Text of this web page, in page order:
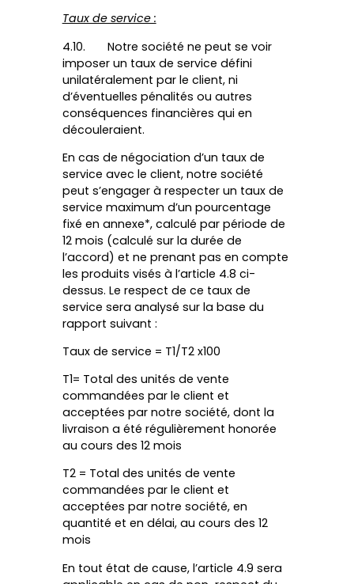
Taux de service :
4.10. Notre société ne peut se voir
imposer un taux de service défini
unilatéralement par le client, ni
d’éventuelles pénalités ou autres
conséquences financières qui en
découleraient.
En cas de négociation d’un taux de
service avec le client, notre société
peut s’engager à respecter un taux de
service maximum d’un pourcentage
fixé en annexe*, calculé par période de
12 mois (calculé sur la durée de
l’accord) et ne prenant pas en compte
les produits visés à l’article 4.8 ci-
dessus. Le respect de ce taux de
service sera analysé sur la base du
rapport suivant :
Taux de service = T1/T2 x100
T1= Total des unités de vente
commandées par le client et
acceptées par notre société, dont la
livraison a été régulièrement honorée
au cours des 12 mois
T2 = Total des unités de vente
commandées par le client et
acceptées par notre société, en
quantité et en délai, au cours des 12
mois
En tout état de cause, l’article 4.9 sera